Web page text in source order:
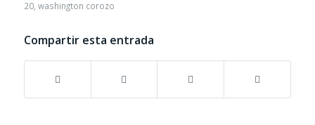
20, washington corozo
Compartir esta entrada